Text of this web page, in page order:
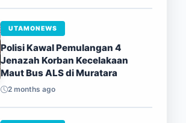
UTAMONEWS
Polisi Kawal Pemulangan 4
Jenazah Korban Kecelakaan
Maut Bus ALS di Muratara
2 months ago